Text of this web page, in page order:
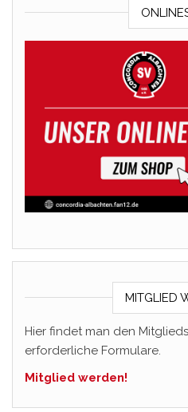
MITGLIED
Hier findet man den
erforderliche Formulare.
Mitglied werden!